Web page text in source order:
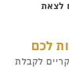
לצאת
לכם
לקבלת